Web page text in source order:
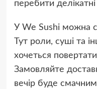
перебити
У We Sushi можна
Тут роли, суші та
хочеться
Замовляйте
вечір буде смачним